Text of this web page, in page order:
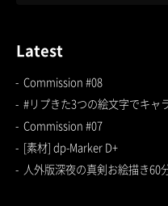
Latest
Commission #08
#リプきた3つの絵文字でキャ
Commission #07
[素材] dp-Marker D+
人外版深夜の真剣お絵描き60